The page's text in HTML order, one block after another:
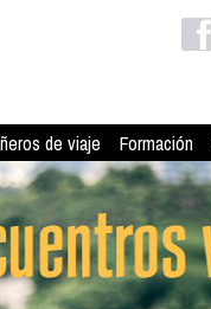
de viaje Formación